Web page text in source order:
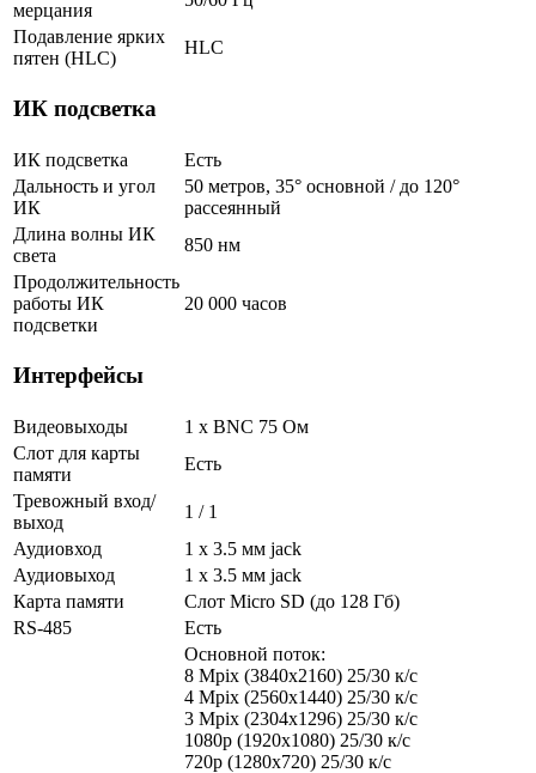
мерцания
Подавление ярких
пятен (HLC)
HLC
ИК подсветка
ИК подсветка
Есть
Дальность и угол
ИК
50 метров, 35° основной / до 120°
рассеянный
Длина волны ИК
света
850 нм
Продолжительность
работы ИК
подсветки
20 000 часов
Интерфейсы
Видеовыходы
1 x BNC 75 Ом
Слот для карты
памяти
Есть
Тревожный вход/
выход
1 / 1
Аудиовход
1 х 3.5 мм jack
Аудиовыход
1 х 3.5 мм jack
Карта памяти
Слот Micro SD (до 128 Гб)
RS-485
Есть
Основной поток:
8 Mpix (3840x2160) 25/30 к/с
4 Mpix (2560x1440) 25/30 к/с
3 Mpix (2304x1296) 25/30 к/с
1080p (1920x1080) 25/30 к/с
720p (1280х720) 25/30 к/с